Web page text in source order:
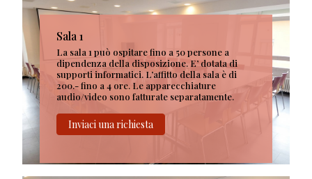
Sala 1
La sala 1 può ospitare fino a 50 persone a
dipendenza della disposizione. E’ dotata di
supporti informatici. L’affitto della sala è di
200.- fino a 4 ore. Le apparecchiature
audio/video sono fatturate separatamente.
Inviaci una richiesta